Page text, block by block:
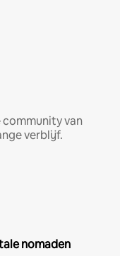
van
verblijf.
nomaden